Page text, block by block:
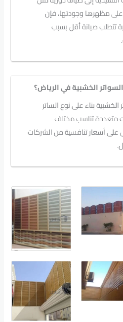
مظهرها وجودتها، فإن
تتطلب صيانة أقل بسبب
الخشبية في الرياض؟
بناء على نوع الساتر
متعددة تناسب مختلف
على أسعار تنافسية من الشركات